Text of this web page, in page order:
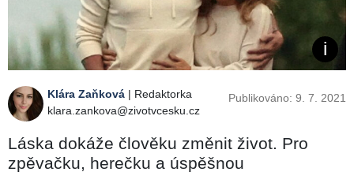
Klára Zaňková | Redaktorka
klara.zankova@zivotvcesku.cz
Publikováno: 9. 7. 2021
Láska dokáže člověku změnit život. Pro
zpěvačku, herečku a úspěšnou